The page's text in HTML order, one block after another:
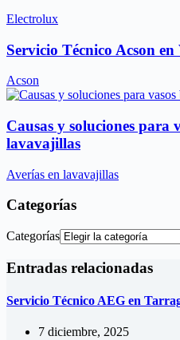
Electrolux
Servicio Técnico Acson en
Acson
Causas y soluciones para
lavavajillas
Averías en lavavajillas
Categorías
Categorías
Entradas relacionadas
Servicio Técnico AEG en
7 diciembre, 2025